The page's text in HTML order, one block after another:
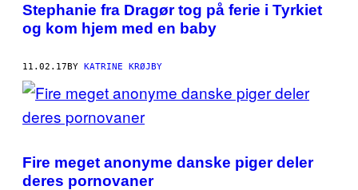
Stephanie fra Dragør tog på ferie i Tyrkiet
og kom hjem med en baby
11.02.17BY KATRINE KRØJBY
Fire meget anonyme danske piger deler
deres pornovaner